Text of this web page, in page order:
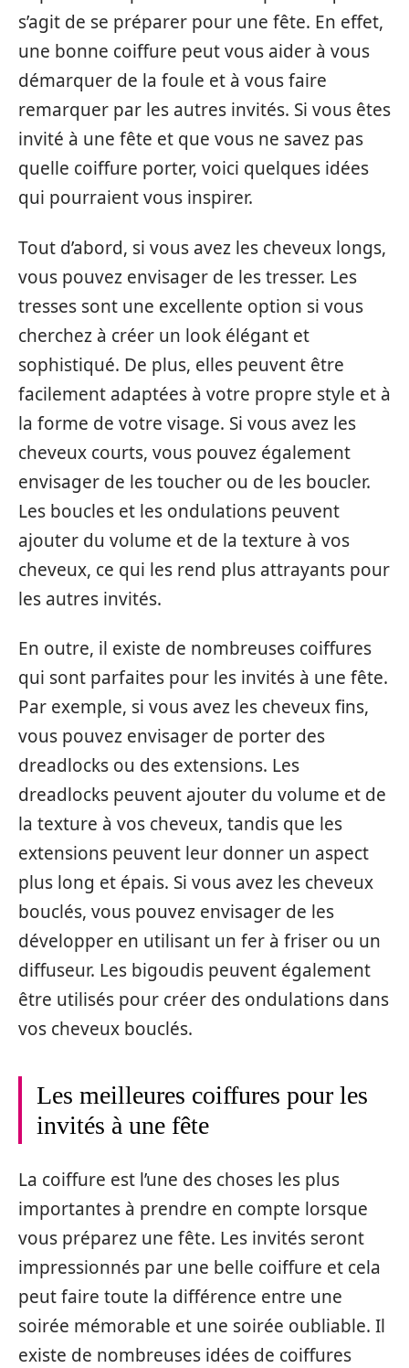
s’agit de se préparer pour une fête. En effet,
une bonne coiffure peut vous aider à vous
démarquer de la foule et à vous faire
remarquer par les autres invités. Si vous êtes
invité à une fête et que vous ne savez pas
quelle coiffure porter, voici quelques idées
qui pourraient vous inspirer.
Tout d’abord, si vous avez les cheveux longs,
vous pouvez envisager de les tresser. Les
tresses sont une excellente option si vous
cherchez à créer un look élégant et
sophistiqué. De plus, elles peuvent être
facilement adaptées à votre propre style et à
la forme de votre visage. Si vous avez les
cheveux courts, vous pouvez également
envisager de les toucher ou de les boucler.
Les boucles et les ondulations peuvent
ajouter du volume et de la texture à vos
cheveux, ce qui les rend plus attrayants pour
les autres invités.
En outre, il existe de nombreuses coiffures
qui sont parfaites pour les invités à une fête.
Par exemple, si vous avez les cheveux fins,
vous pouvez envisager de porter des
dreadlocks ou des extensions. Les
dreadlocks peuvent ajouter du volume et de
la texture à vos cheveux, tandis que les
extensions peuvent leur donner un aspect
plus long et épais. Si vous avez les cheveux
bouclés, vous pouvez envisager de les
développer en utilisant un fer à friser ou un
diffuseur. Les bigoudis peuvent également
être utilisés pour créer des ondulations dans
vos cheveux bouclés.
Les meilleures coiffures pour les
invités à une fête
La coiffure est l’une des choses les plus
importantes à prendre en compte lorsque
vous préparez une fête. Les invités seront
impressionnés par une belle coiffure et cela
peut faire toute la différence entre une
soirée mémorable et une soirée oubliable. Il
existe de nombreuses idées de coiffures